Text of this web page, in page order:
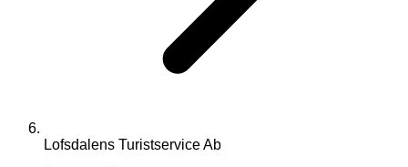
Lofsdalens Turistservice Ab